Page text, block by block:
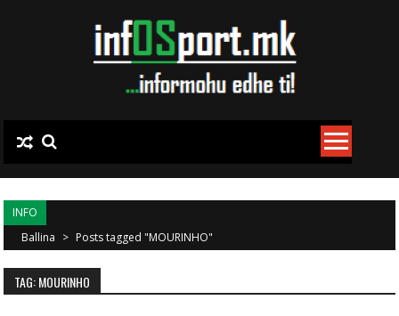
INFO
Ballina > Posts tagged "MOURINHO"
TAG: MOURINHO